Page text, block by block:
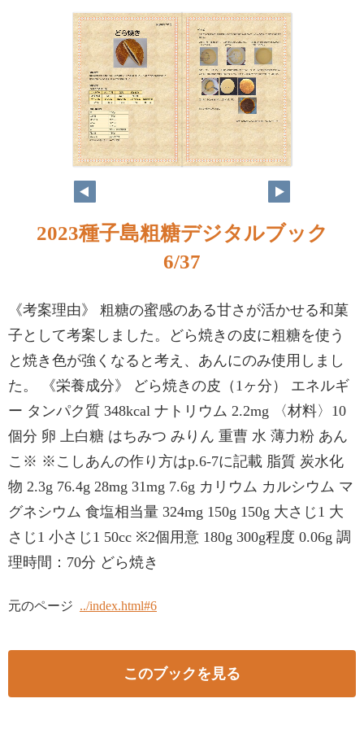
2023種子島粗糖デジタルブック
6/37
《考案理由》 粗糖の蜜感のある甘さが活かせる和菓
子として考案しました。どら焼きの皮に粗糖を使う
と焼き色が強くなると考え、あんにのみ使用しまし
た。 《栄養成分》 どら焼きの皮（1ヶ分） エネルギ
ー タンパク質 348kcal ナトリウム 2.2mg 〈材料〉10
個分 卵 上白糖 はちみつ みりん 重曹 水 薄力粉 あん
こ※ ※こしあんの作り方はp.6-7に記載 脂質 炭水化
物 2.3g 76.4g 28mg 31mg 7.6g カリウム カルシウム マ
グネシウム 食塩相当量 324mg 150g 150g 大さじ1 大
さじ1 小さじ1 50cc ※2個用意 180g 300g程度 0.06g 調
理時間：70分 どら焼き
元のページ ../index.html#6
このブックを見る